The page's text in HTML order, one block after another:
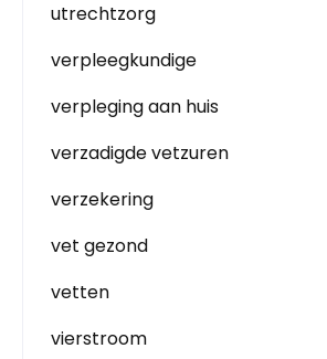
utrechtzorg
verpleegkundige
verpleging aan huis
verzadigde vetzuren
verzekering
vet gezond
vetten
vierstroom